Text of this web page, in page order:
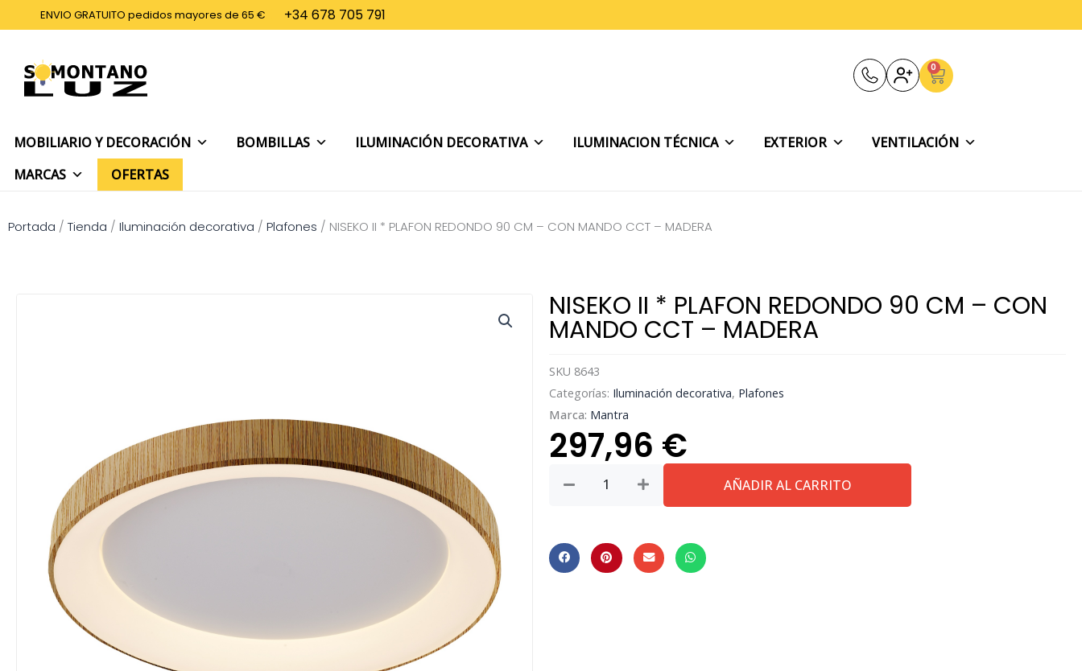
al
ENVIO GRATUITO pedidos mayores de 65 € +34 678 705 791
0
Carrito
MOBILIARIO Y DECORACIÓN BOMBILLAS ILUMINACIÓN DECORATIVA ILUMINACION TÉCNICA EXTERIOR
VENTILACIÓN
MARCAS
OFERTAS
Portada / Tienda / Iluminación decorativa / Plafones / NISEKO II * PLAFON REDONDO 90 CM – CON MANDO CCT – MADERA
NISEKO II * PLAFON REDONDO 90 CM – CON
MANDO CCT – MADERA
SKU 8643
Categorías: Iluminación decorativa, Plafones
Marca: Mantra
297,96 €
REDONDO
AÑADIR AL CARRITO